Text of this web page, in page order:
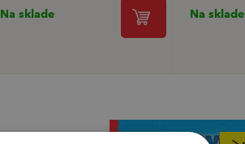
Na sklade Na sklade